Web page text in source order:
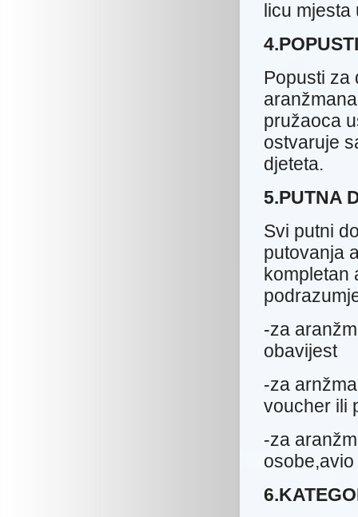
licu mjesta
Popusti za
pružaoca
ostvaruje
djeteta.
5.PUTNA
Svi putni
putovanja
kompletan
-za
obavijest
-za
voucher ili
-za